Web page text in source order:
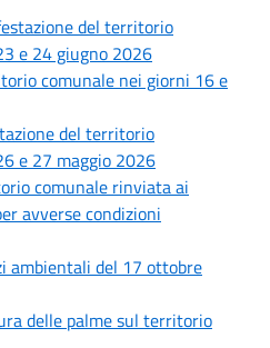
del territorio
e 24 giugno 2026
comunale nei giorni 16 e
del territorio
e 27 maggio 2026
comunale rinviata ai
avverse condizioni
ambientali del 17 ottobre
delle palme sul territorio